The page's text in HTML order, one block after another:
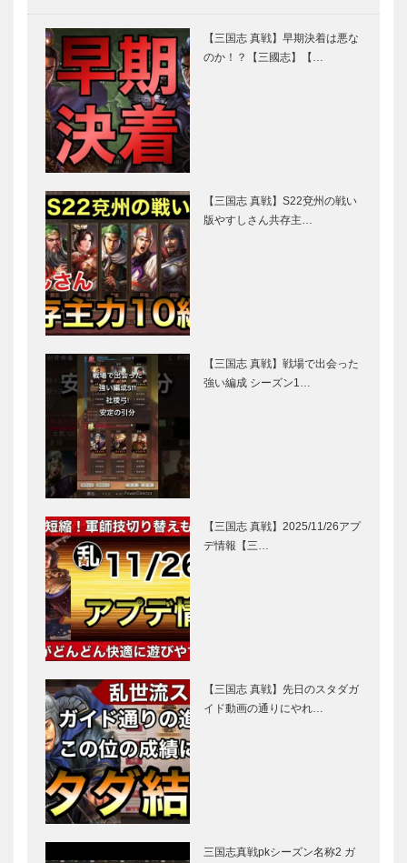
【三国志 真戦】早期決着は悪な
のか！？【三國志】【…
【三国志 真戦】S22兗州の戦い
版やすしさん共存主…
【三国志 真戦】戦場で出会った
強い編成 シーズン1…
【三国志 真戦】2025/11/26アプ
デ情報【三…
【三国志 真戦】先日のスタダガ
イド動画の通りにやれ…
三国志真戦pkシーズン名称2 ガ